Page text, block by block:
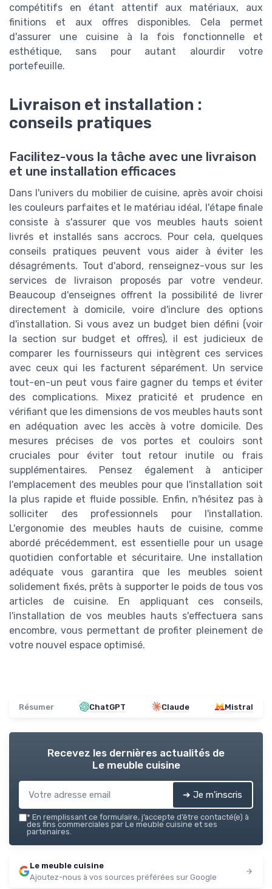
compétitifs en étant attentif aux matériaux, aux
finitions et aux offres disponibles. Cela permet
d'assurer une cuisine à la fois fonctionnelle et
esthétique, sans pour autant alourdir votre
portefeuille.
Livraison et installation :
conseils pratiques
Facilitez-vous la tâche avec une livraison
et une installation efficaces
Dans l'univers du mobilier de cuisine, après avoir choisi
les couleurs parfaites et le matériau idéal, l'étape finale
consiste à s'assurer que vos meubles hauts soient
livrés et installés sans accrocs. Pour cela, quelques
conseils pratiques peuvent vous aider à éviter les
désagréments. Tout d'abord, renseignez-vous sur les
services de livraison proposés par votre vendeur.
Beaucoup d'enseignes offrent la possibilité de livrer
directement à domicile, voire d'inclure des options
d'installation. Si vous avez un budget bien défini (voir
la section sur budget et offres), il est judicieux de
comparer les fournisseurs qui intègrent ces services
avec ceux qui les facturent séparément. Un service
tout-en-un peut vous faire gagner du temps et éviter
des complications. Mixez praticité et prudence en
vérifiant que les dimensions de vos meubles hauts sont
en adéquation avec les accès à votre domicile. Des
mesures précises de vos portes et couloirs sont
cruciales pour éviter tout retour inutile ou frais
supplémentaires. Pensez également à anticiper
l'emplacement des meubles pour que l'installation soit
la plus rapide et fluide possible. Enfin, n'hésitez pas à
solliciter des professionnels pour l'installation.
L'ergonomie des meubles hauts de cuisine, comme
abordé précédemment, est essentielle pour un usage
quotidien confortable et sécuritaire. Une installation
adéquate vous garantira que les meubles soient
solidement fixés, prêts à supporter le poids de tous vos
articles de cuisine. En appliquant ces conseils,
l'installation de vos meubles hauts s'effectuera sans
encombre, vous permettant de profiter pleinement de
votre nouvel espace optimisé.
Résumer ChatGPT Claude Mistral
Recevez les dernières actualités de
Le meuble cuisine
➔ Je m'inscris
* En remplissant ce formulaire, j’accepte d’être contacté(e) à
des fins commerciales par Le meuble cuisine et ses
partenaires.
Le meuble cuisine
Ajoutez-nous à vos sources préférées sur Google